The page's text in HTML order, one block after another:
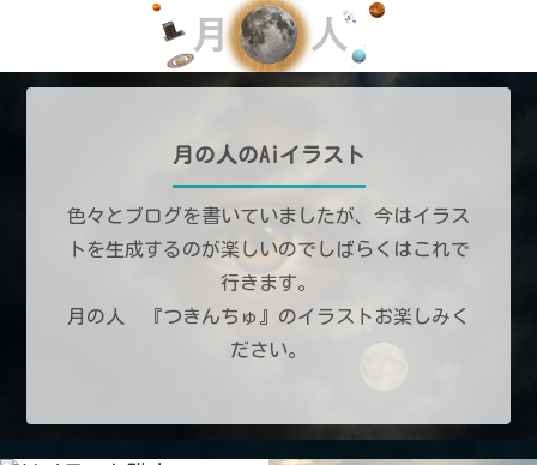
月の人のAiイラスト
色々とブログを書いていましたが、今はイラス
トを生成するのが楽しいのでしばらくはこれで
行きます。
月の人 『つきんちゅ』のイラストお楽しみく
ださい。